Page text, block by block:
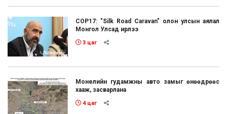
COP17: "Silk Road Caravan" олон улсын аялал
Монгол Улсад ирлээ
3 цаг
Монелийн гудамжны авто замыг өнөөдрөөс
хааж, засварлана
4 цаг